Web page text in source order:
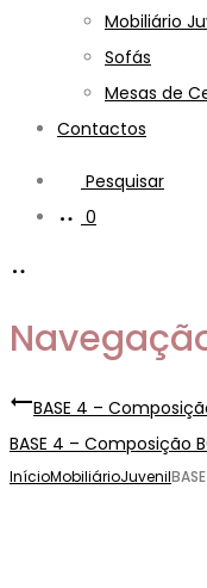
Mobiliário
Sofás
Mesas de
Contactos
Pesquisar
0
BASE 4 –
BASE 4 – Composição
InícioMobiliárioJuvenil